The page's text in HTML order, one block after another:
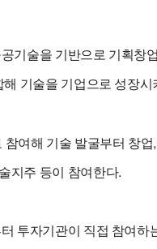
기술을 기반으로 기획
기술을 기업으로 성장
여해 기술 발굴부터 창
지주 등이 참여한다.
투자기관이 직접 참여